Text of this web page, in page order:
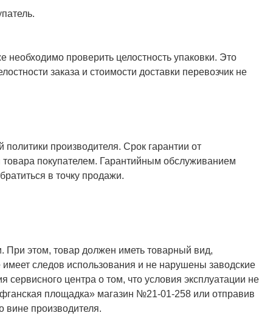
необходимо проверить целостность упаковки. Это
заказа и стоимости доставки перевозчик не
производителя. Срок гарантии от
товара покупателем. Гарантийным обслуживанием
в точку продажи.
При этом, товар должен иметь товарный вид,
следов использования и не нарушены заводские
центра о том, что условия эксплуатации не
площадка» магазин №21-01-258 или отправив
вине производителя.